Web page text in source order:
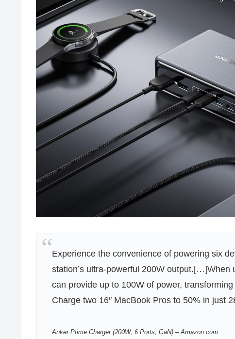
Experience the convenience of powering six
station’s ultra-powerful 200W
can provide up to 100W of power,
Charge two 16″ MacBook Pros to 50% in just
Anker Prime Charger (200W, 6 Ports, GaN) – Amazon.com